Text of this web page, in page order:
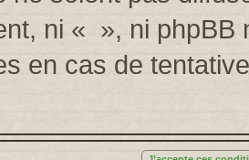
ni « », ni phpBB
en cas de